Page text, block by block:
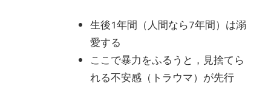
生後1年間（人間なら7年間）は溺
愛する
ここで暴力をふるうと，見捨てら
れる不安感（トラウマ）が先行